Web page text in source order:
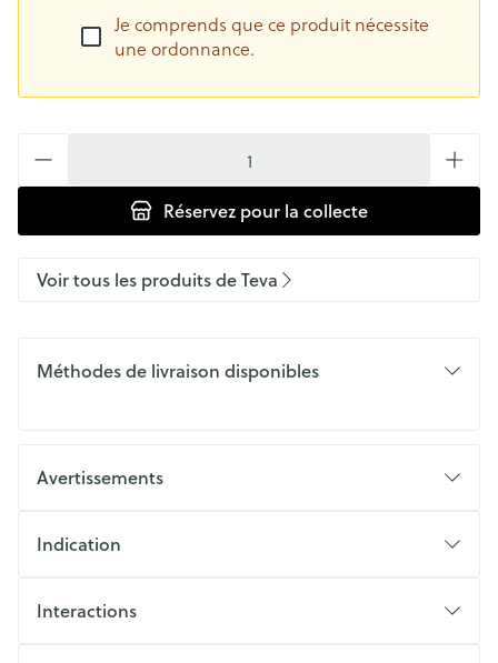
Je comprends que ce produit nécessite
une ordonnance.
Réservez pour la collecte
Voir tous les produits de Teva
Méthodes de livraison disponibles
Avertissements
Indication
Interactions